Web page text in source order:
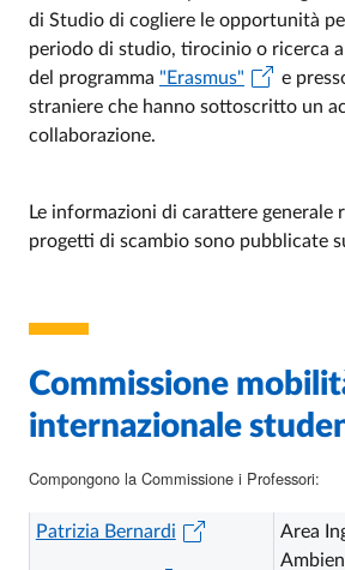
di Studio di cogliere le opportunità
periodo di studio, tirocinio o ricerca
del programma "Erasmus"
e
straniere che hanno sottoscritto un
collaborazione.
Le informazioni di carattere generale
progetti di scambio sono pubblicate
Commissione
internazionale
Compongono la Commissione i Professori:
Patrizia Bernardi
Area